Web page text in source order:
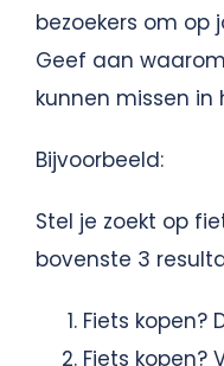
bezoekers om op
Geef aan
kunnen missen in
Bijvoorbeeld:
Stel je zoekt op
bovenste 3
Fiets kopen?
Fiets kopen?